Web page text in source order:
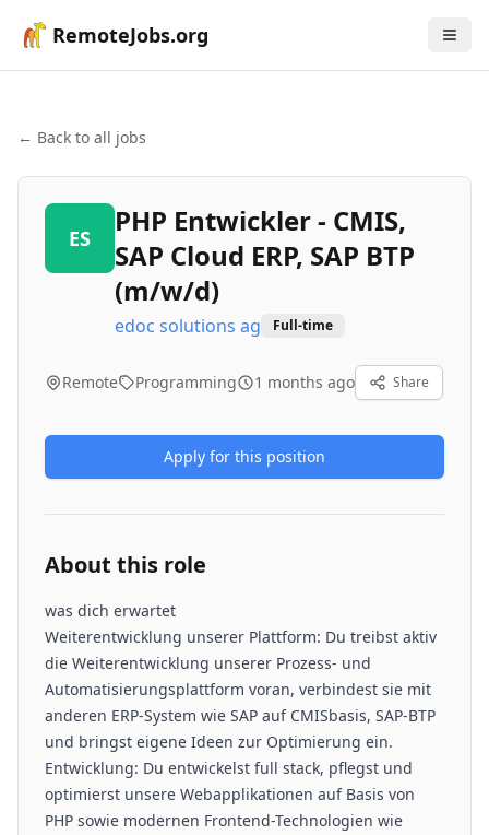
RemoteJobs.org
← Back to all jobs
ES
PHP Entwickler - CMIS,
SAP Cloud ERP, SAP BTP
(m/w/d)
edoc solutions ag Full-time
Remote Programming 1 months ago Share
Apply for this position
About this role
was dich erwartet
Weiterentwicklung unserer Plattform: Du treibst aktiv
die Weiterentwicklung unserer Prozess- und
Automatisierungsplattform voran, verbindest sie mit
anderen ERP-System wie SAP auf CMISbasis, SAP-BTP
und bringst eigene Ideen zur Optimierung ein.
Entwicklung: Du entwickelst full stack, pflegst und
optimierst unsere Webapplikationen auf Basis von
PHP sowie modernen Frontend-Technologien wie